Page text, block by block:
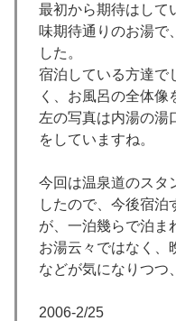
最初から期待はして
味期待通りのお湯で
した。
宿泊している方達で
く、お風呂の全体像
左の写真は内湯の湯
をしていますね。
今回は温泉道のスタ
したので、今後宿泊
が、一泊幾らで泊ま
お湯云々ではなく、
などが気になりつつ
2006-2/25